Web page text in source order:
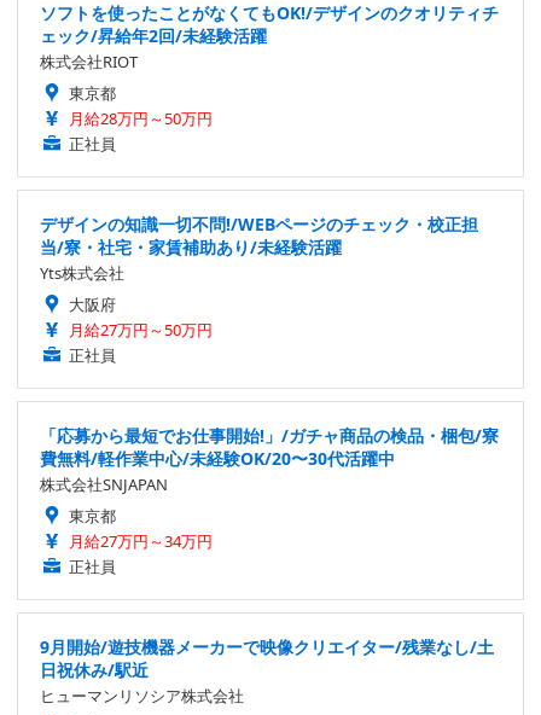
ソフトを使ったことがなくてもOK!/デザインのクオリティチ
ェック/昇給年2回/未経験活躍
株式会社RIOT
東京都
月給28万円～50万円
正社員
デザインの知識一切不問!/WEBページのチェック・校正担
当/寮・社宅・家賃補助あり/未経験活躍
Yts株式会社
大阪府
月給27万円～50万円
正社員
「応募から最短でお仕事開始!」/ガチャ商品の検品・梱包/寮
費無料/軽作業中心/未経験OK/20〜30代活躍中
株式会社SNJAPAN
東京都
月給27万円～34万円
正社員
9月開始/遊技機器メーカーで映像クリエイター/残業なし/土
日祝休み/駅近
ヒューマンリソシア株式会社